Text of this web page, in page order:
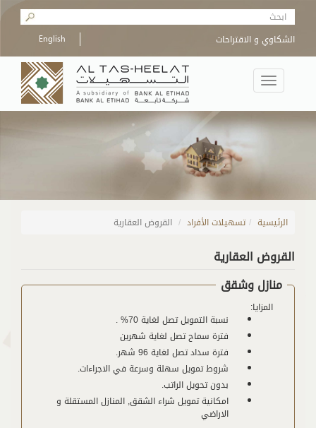
Skip to main content
Search form
English الشكاوي و الاقتراحات
Toggle
navigation
الرئيسية / تسهيلات الأفراد القروض العقارية
القروض العقارية
منازل وشقق
المزايا:
نسبة التمويل تصل لغاية 70% .
فترة سماح تصل لغاية شهرين
فترة سداد تصل لغاية 96 شهر.
شروط تمويل سهلة وسرعة في الاجراءات.
بدون تحويل الراتب.
امكانية تمويل شراء الشقق, المنازل المستقلة و
الاراضي